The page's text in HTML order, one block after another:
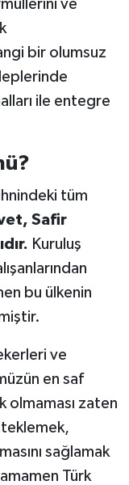
ve
bir olumsuz
ile entegre
tüm
Safir
Kuruluş
bu ülkenin
ve
en saf
olmaması zaten
sağlamak
Türk